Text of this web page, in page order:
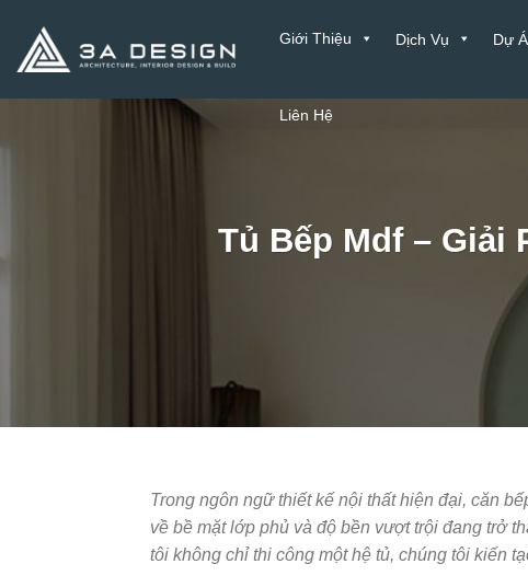
nội
dung
Giới Thiệu Dịch Vụ Dự
Liên Hệ
Tủ Bếp Mdf – Giải
Trong ngôn ngữ thiết kế nội thất hiện đại, căn
về bề mặt lớp phủ và độ bền vượt trội đang trở
tôi không chỉ thi công một hệ tủ, chúng tôi kiến